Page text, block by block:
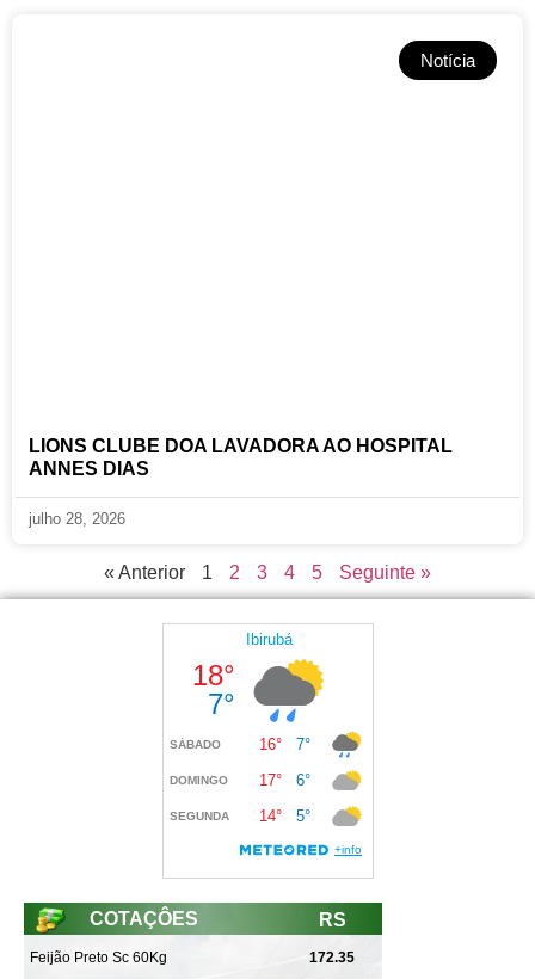
Notícia
LIONS CLUBE DOA LAVADORA AO HOSPITAL
ANNES DIAS
julho 28, 2026
« Anterior 1 2 3 4 5 Seguinte »